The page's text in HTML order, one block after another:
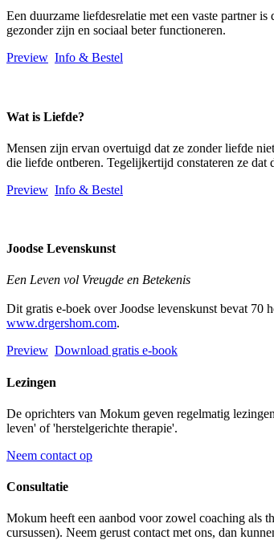
Een duurzame liefdesrelatie met een vaste partner
gezonder zijn en sociaal beter functioneren.
Preview Info & Bestel
Wat is Liefde?
Mensen zijn ervan overtuigd dat ze zonder liefde
die liefde ontberen. Tegelijkertijd constateren ze dat
Preview Info & Bestel
Joodse Levenskunst
Een Leven vol Vreugde en Betekenis
Dit gratis e-boek over Joodse levenskunst bevat 70
www.drgershom.com.
Preview Download gratis e-book
Lezingen
De oprichters van Mokum geven regelmatig
leven' of 'herstelgerichte therapie'.
Neem contact op
Consultatie
Mokum heeft een aanbod voor zowel coaching als
cursussen). Neem gerust contact met ons, dan